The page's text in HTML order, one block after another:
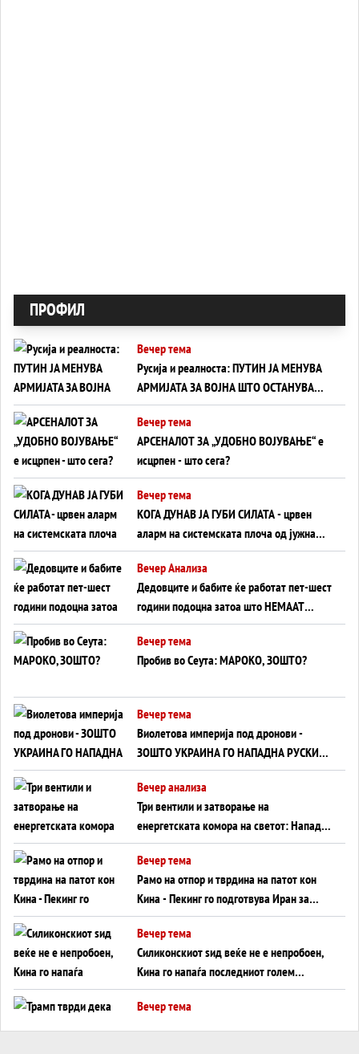
ПРОФИЛ
Вечер тема
Русија и реалноста: ПУТИН ЈА МЕНУВА
АРМИЈАТА ЗА ВОЈНА ШТО ОСТАНУВА
БЕЗ ФРОНТ
Вечер тема
АРСЕНАЛОТ ЗА „УДОБНО ВОЈУВАЊЕ“ е
исцрпен - што сега?
Вечер тема
КОГА ДУНАВ ЈА ГУБИ СИЛАТА - црвен
аларм на системската плоча од јужна
Германија до Црното Море...
Вечер Анализа
Дедовците и бабите ќе работат пет-шест
години подоцна затоа што НЕМААТ
ВНУЦИ ДА ГИ ЗАМЕНАТ
Вечер тема
Пробив во Сеута: МАРОКО, ЗОШТО?
Вечер тема
Виолетова империја под дронови -
ЗОШТО УКРАИНА ГО НАПАДНА РУСКИОТ
WILDBERRIES
Вечер анализа
Три вентили и затворање на
енергетската комора на светот: Нападот
во Суец најавува глобален енергетски
инфаркт?
Вечер тема
Рамо на отпор и тврдина на патот кон
Кина - Пекинг го подготвува Иран за
американска копнена инвазија
Вечер тема
Силиконскиот ѕид веќе не е непробоен,
Кина го напаѓа последниот голем
монопол на Западот?
Вечер тема